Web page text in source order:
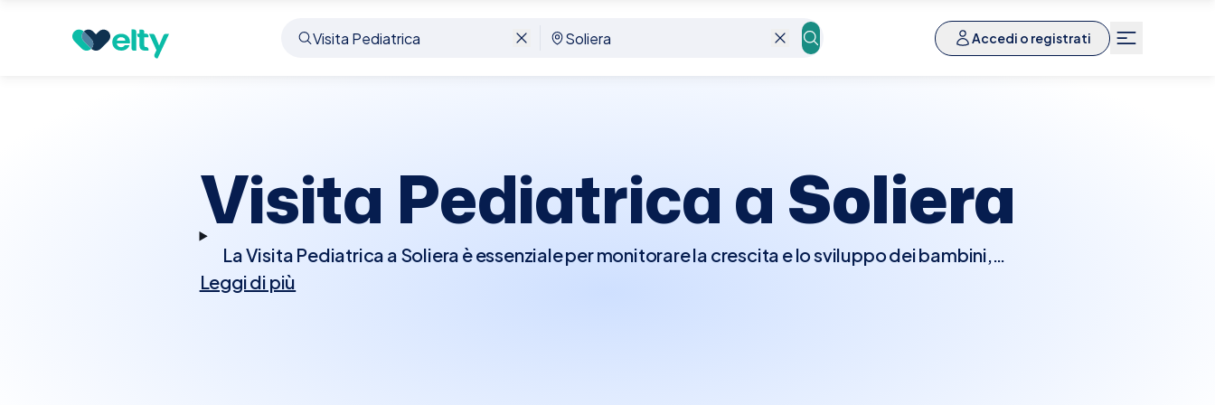
Accedi o registrati
Prenota visita Soliera
Visita Pediatrica aSoliera
La Visita Pediatrica a Soliera è essenziale per monitorare la crescita e lo sviluppo dei bambini,
nonché per la prevenzione e il trattamento di eventuali patologie. Durante la visita, il pediatra
Leggi di più